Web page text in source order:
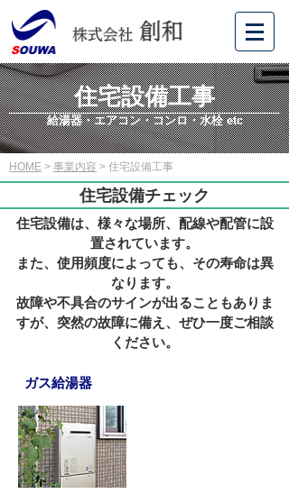
住宅設備工事
給湯器・エアコン・コンロ・水栓 etc
HOME > 事業内容 > 住宅設備工事
住宅設備チェック
住宅設備は、様々な場所、配線や配管に設
置されています。
また、使用頻度によっても、その寿命は異
なります。
故障や不具合のサインが出ることもありま
すが、突然の故障に備え、ぜひ一度ご相談
ください。
ガス給湯器